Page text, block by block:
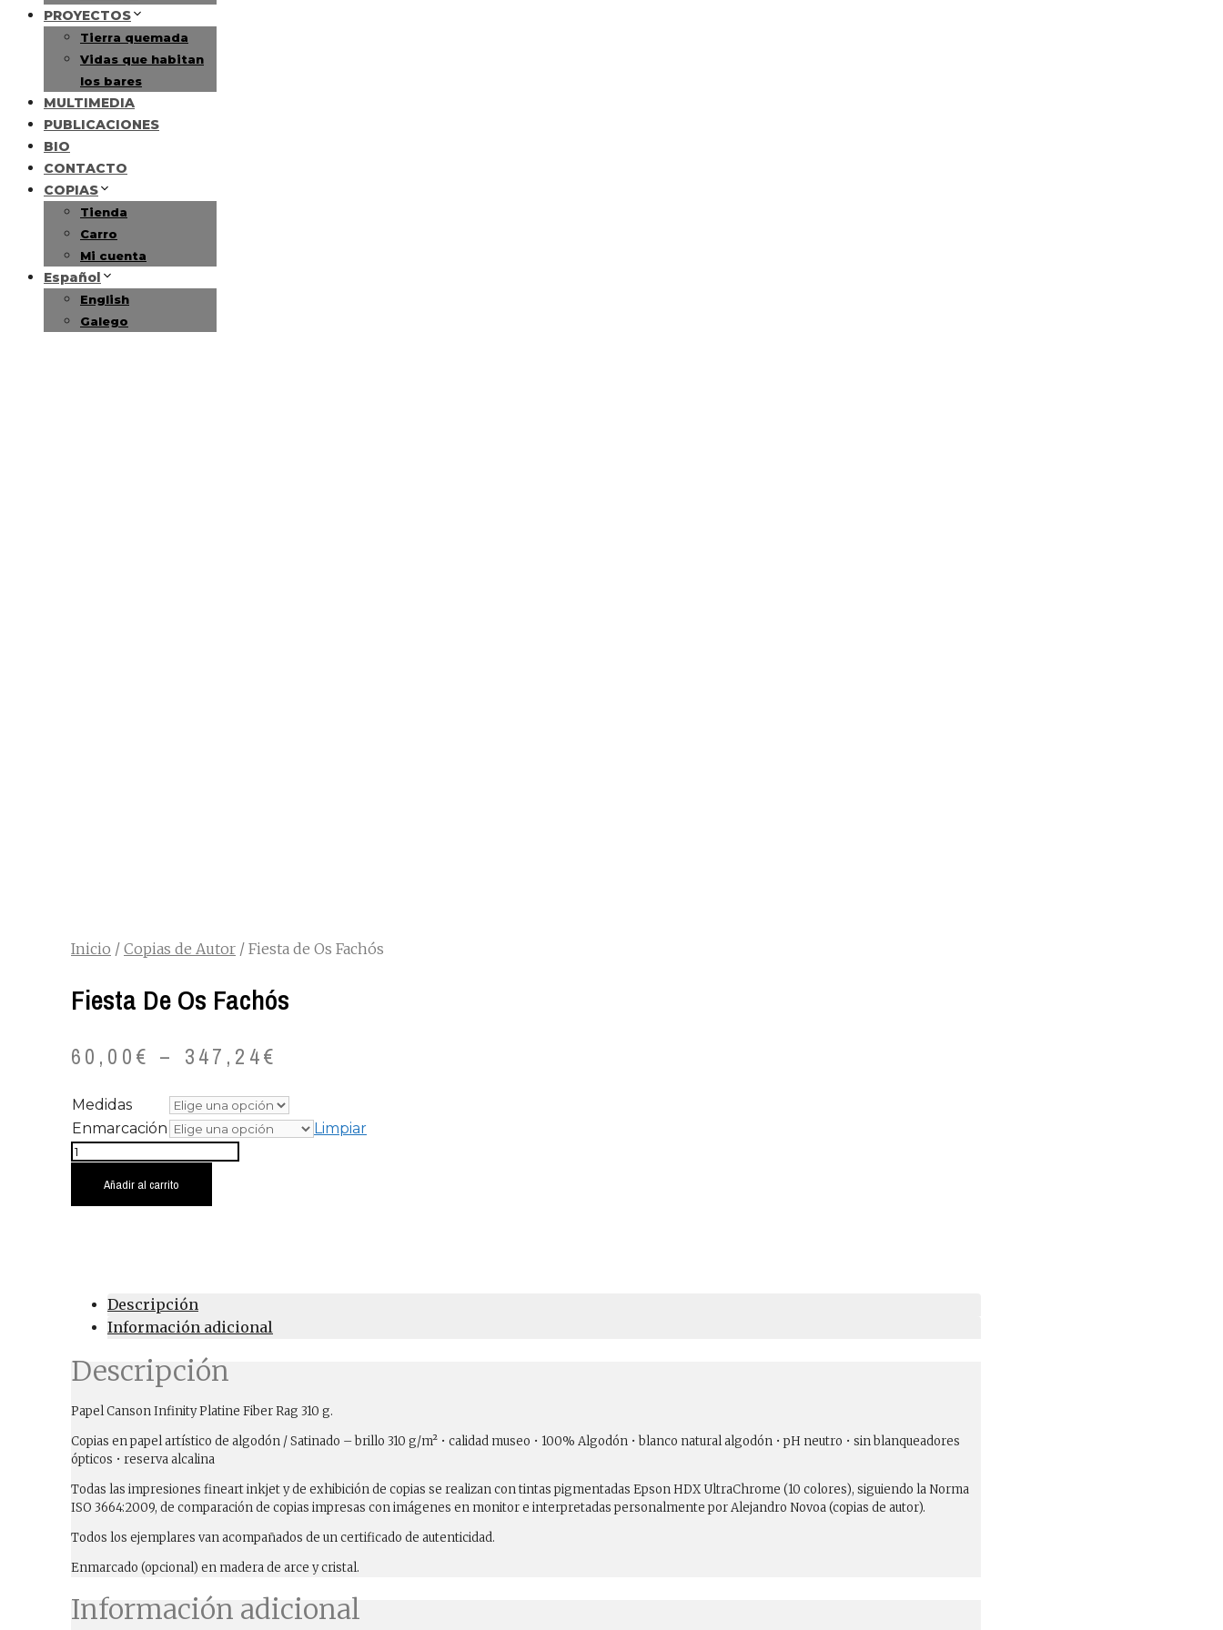
PROYECTOS
Tierra quemada
Vidas que habitan
los bares
MULTIMEDIA
PUBLICACIONES
BIO
CONTACTO
COPIAS
Tienda
Carro
Mi cuenta
Español
English
Galego
Inicio / Copias de Autor / Fiesta de Os Fachós
Fiesta De Os Fachós
60,00€ – 347,24€
Medidas
Enmarcación
Limpiar
Fiesta
Añadir al carrito
Descripción
Información adicional
Descripción
Papel Canson Infinity Platine Fiber Rag 310 g.
Copias en papel artístico de algodón / Satinado – brillo 310 g/m² • calidad museo • 100% Algodón • blanco natural algodón • pH neutro • sin blanqueadores
ópticos • reserva alcalina
Todas las impresiones fineart inkjet y de exhibición de copias se realizan con tintas pigmentadas Epson HDX UltraChrome (10 colores), siguiendo la Norma
ISO 3664:2009, de comparación de copias impresas con imágenes en monitor e interpretadas personalmente por Alejandro Novoa (copias de autor).
Todos los ejemplares van acompañados de un certificado de autenticidad.
Enmarcado (opcional) en madera de arce y cristal.
Información adicional